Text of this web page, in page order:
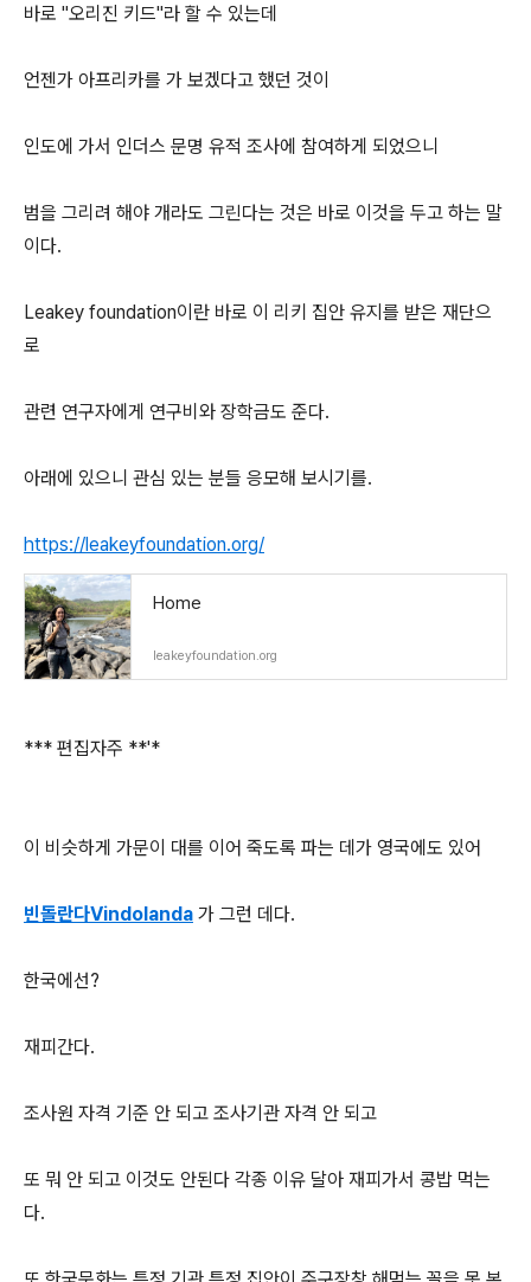
바로 "오리진 키드"라 할 수 있는데
언젠가 아프리카를 가 보겠다고 했던 것이
인도에 가서 인더스 문명 유적 조사에 참여하게 되었으니
범을 그리려 해야 개라도 그린다는 것은 바로 이것을 두고 하는 말
이다.
Leakey foundation이란 바로 이 리키 집안 유지를 받은 재단으
로
관련 연구자에게 연구비와 장학금도 준다.
아래에 있으니 관심 있는 분들 응모해 보시기를.
https://leakeyfoundation.org/
Home
leakeyfoundation.org
*** 편집자주 **'*
이 비슷하게 가문이 대를 이어 죽도록 파는 데가 영국에도 있어
빈돌란다Vindolanda 가 그런 데다.
한국에선?
재피간다.
조사원 자격 기준 안 되고 조사기관 자격 안 되고
또 뭐 안 되고 이것도 안된다 각종 이유 달아 재피가서 콩밥 먹는
다.